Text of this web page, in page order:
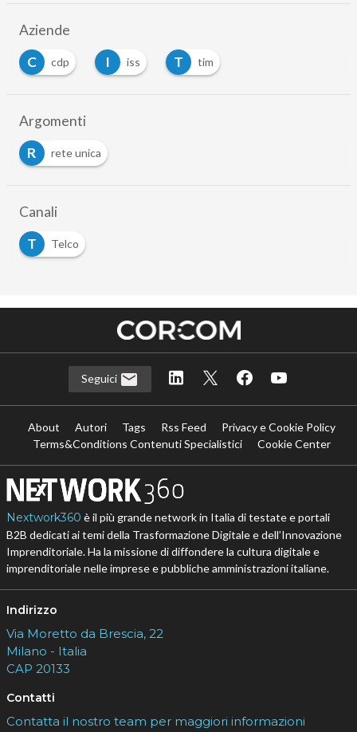
Aziende
C
cdp I iss T tim
Argomenti
R
rete unica
Canali
T
Telco
Seguici
About Autori Tags Rss Feed
Privacy e Cookie Policy
Terms&Conditions Contenuti Specialistici
Cookie Center
Nextwork360 è il più grande network in Italia di testate e portali
B2B dedicati ai temi della Trasformazione Digitale e dell’Innovazione
Imprenditoriale. Ha la missione di diffondere la cultura digitale e
imprenditoriale nelle imprese e pubbliche amministrazioni italiane.
Indirizzo
Via Moretto da Brescia, 22
Milano - Italia
CAP 20133
Contatti
Contatta il nostro team per maggiori informazioni